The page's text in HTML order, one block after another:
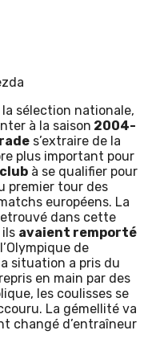
la sélection nationale,
à la saison 2004-
s’extraire de la
plus important pour
à se qualifier pour
premier tour des
européens. La
dans cette
ils avaient remporté
de
situation a pris du
en main par des
les coulisses se
La gémellité va
changé d’entraîneur